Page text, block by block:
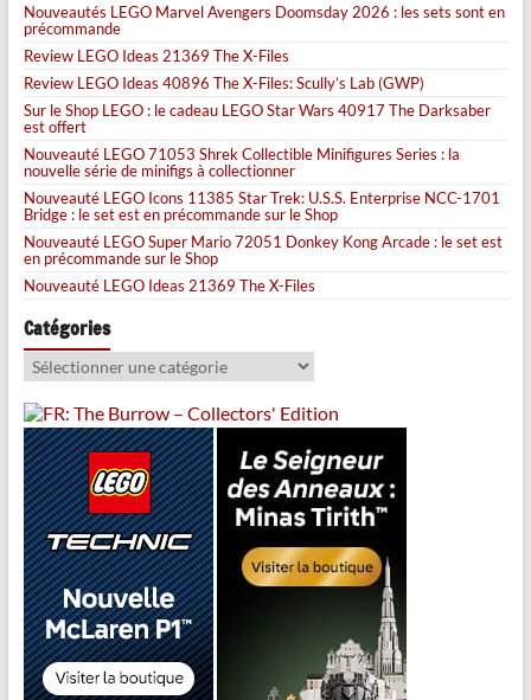
Nouveautés LEGO Marvel Avengers Doomsday 2026 : les sets sont en
précommande
Review LEGO Ideas 21369 The X-Files
Review LEGO Ideas 40896 The X-Files: Scully’s Lab (GWP)
Sur le Shop LEGO : le cadeau LEGO Star Wars 40917 The Darksaber
est offert
Nouveauté LEGO 71053 Shrek Collectible Minifigures Series : la
nouvelle série de minifigs à collectionner
Nouveauté LEGO Icons 11385 Star Trek: U.S.S. Enterprise NCC-1701
Bridge : le set est en précommande sur le Shop
Nouveauté LEGO Super Mario 72051 Donkey Kong Arcade : le set est
en précommande sur le Shop
Nouveauté LEGO Ideas 21369 The X-Files
Catégories
Catégories